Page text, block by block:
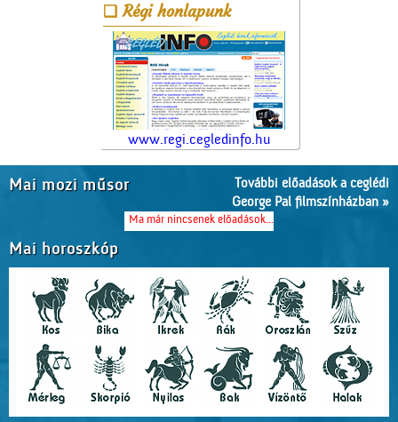
Régi honlapunk
www.regi.cegledinfo.hu
Mai mozi műsor
További előadások a ceglédi
George Pal filmszínházban »
Ma már nincsenek előadások...
Mai horoszkóp